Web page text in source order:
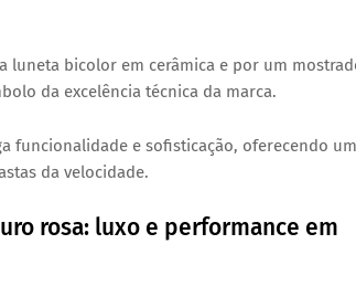
luneta bicolor em cerâmica e por um
da excelência técnica da marca.
funcionalidade e sofisticação, oferecendo
da velocidade.
rosa: luxo e performance em